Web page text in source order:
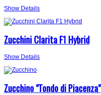
Show Details
Zucchini Clarita F1 Hybrid
Show Details
Zucchino "Tondo di Piacenza"